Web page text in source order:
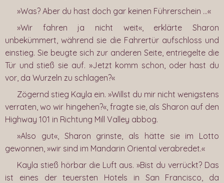
»Was? Aber du hast doch gar keinen Führerschein …«
»Wir fahren ja nicht weit«, erklärte Sharon
unbekümmert, während sie die Fahrertür aufschloss und
einstieg. Sie beugte sich zur anderen Seite, entriegelte die
Tür und stieß sie auf. »Jetzt komm schon, oder hast du
vor, da Wurzeln zu schlagen?«
Zögernd stieg Kayla ein. »Willst du mir nicht wenigstens
verraten, wo wir hingehen?«, fragte sie, als Sharon auf den
Highway 101 in Richtung Mill Valley abbog.
»Also gut«, Sharon grinste, als hätte sie im Lotto
gewonnen, »wir sind im Mandarin Oriental verabredet.«
Kayla stieß hörbar die Luft aus. »Bist du verrückt? Das
ist eines der teuersten Hotels in San Francisco, da